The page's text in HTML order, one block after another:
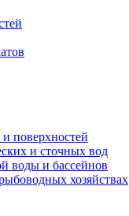
и поверхностей
и сточных вод
воды и бассейнов
хозяйствах